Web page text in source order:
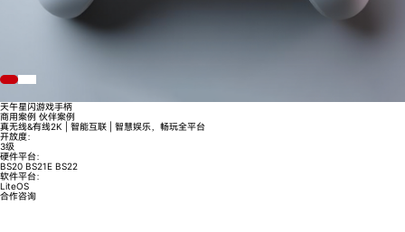
天午星闪游戏手柄
商用案例 伙伴案例
真无线&有线2K | 智能互联 | 智慧娱乐，畅玩全平台
开放度：
3级
硬件平台：
BS20 BS21E BS22
软件平台：
LiteOS
合作咨询